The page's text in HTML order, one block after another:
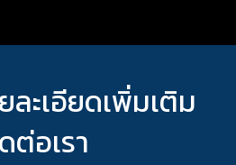
ละเอียดเพิ่มเติม
ต่อเรา